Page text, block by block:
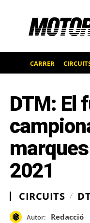
CARRER
DTM: El
2021
CIRCUITS
Autor: Redacció